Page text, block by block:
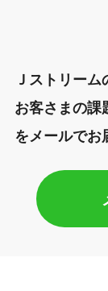
Ｊストリーム
お客さまの課
をメールでお